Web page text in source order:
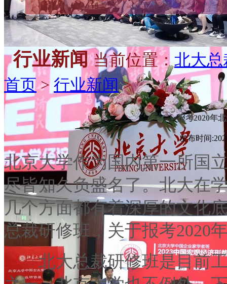
行业新闻 当前位置：北大总
首页> 行业新闻>
报考2020年
发布时间
北京大学作为国内第一所国
尽皆知久负盛名了。北大在
几个方面都有着深厚的文化
总裁研修班，关于报考2020
北大总裁研修班是目前工